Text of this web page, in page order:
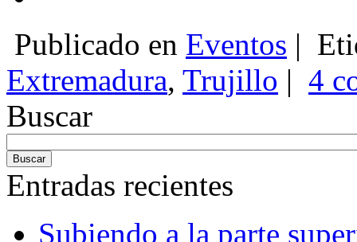
Publicado en Eventos |
Extremadura, Trujillo | 4
Buscar
Entradas recientes
Subiendo a la parte